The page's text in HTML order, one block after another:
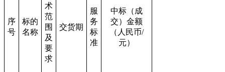
序
号
标的
名称
术
范
围
及
要
求
交货期
服
务
标
准
中标（成
交）金额
（人民币/
元）